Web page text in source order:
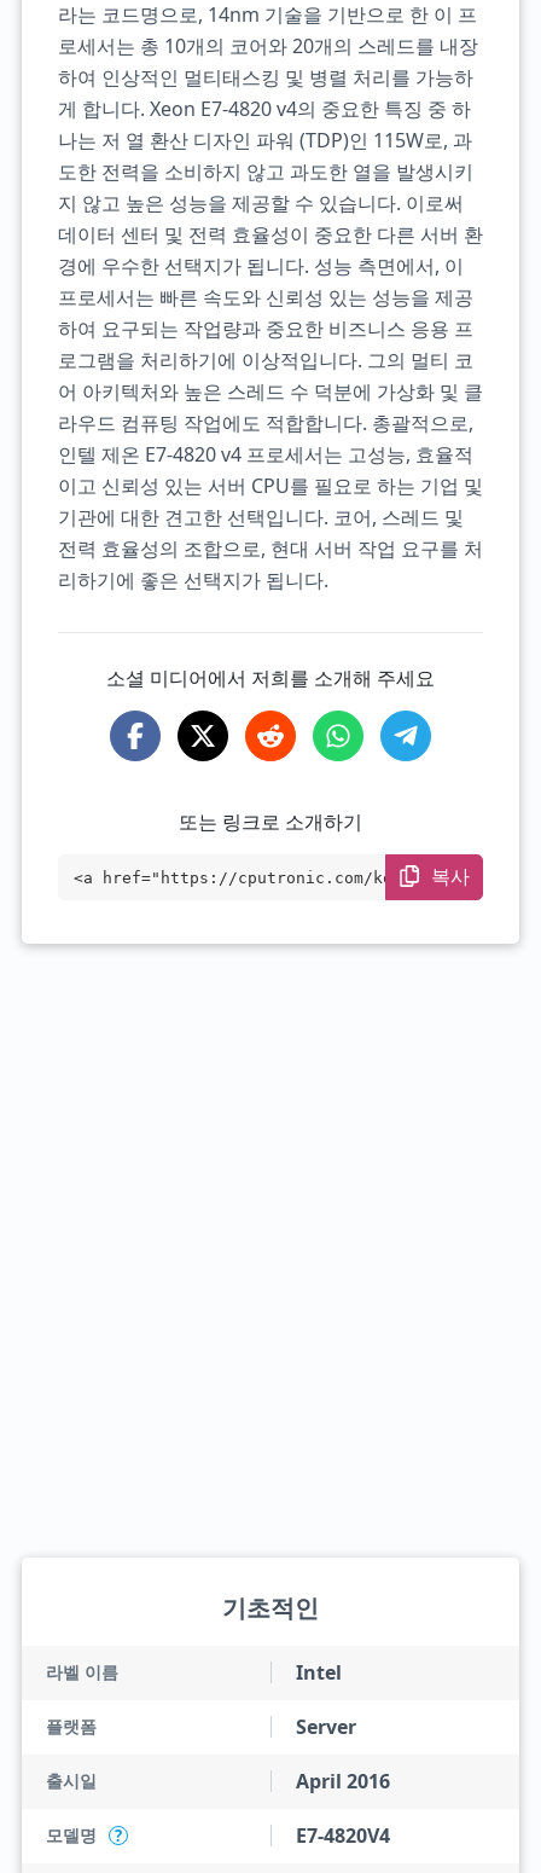
라는 코드명으로, 14nm 기술을 기반으로 한 이 프
로세서는 총 10개의 코어와 20개의 스레드를 내장
하여 인상적인 멀티태스킹 및 병렬 처리를 가능하
게 합니다. Xeon E7-4820 v4의 중요한 특징 중 하
나는 저 열 환산 디자인 파워 (TDP)인 115W로, 과
도한 전력을 소비하지 않고 과도한 열을 발생시키
지 않고 높은 성능을 제공할 수 있습니다. 이로써
데이터 센터 및 전력 효율성이 중요한 다른 서버 환
경에 우수한 선택지가 됩니다. 성능 측면에서, 이
프로세서는 빠른 속도와 신뢰성 있는 성능을 제공
하여 요구되는 작업량과 중요한 비즈니스 응용 프
로그램을 처리하기에 이상적입니다. 그의 멀티 코
어 아키텍처와 높은 스레드 수 덕분에 가상화 및 클
라우드 컴퓨팅 작업에도 적합합니다. 총괄적으로,
인텔 제온 E7-4820 v4 프로세서는 고성능, 효율적
이고 신뢰성 있는 서버 CPU를 필요로 하는 기업 및
기관에 대한 견고한 선택입니다. 코어, 스레드 및
전력 효율성의 조합으로, 현대 서버 작업 요구를 처
리하기에 좋은 선택지가 됩니다.
소셜 미디어에서 저희를 소개해 주세요
또는 링크로 소개하기
<a href="https://cputronic.com/ko/cpu/in
복사
기초적인
라벨 이름 Intel
플랫폼 Server
출시일 April 2016
모델명 ? E7-4820V4